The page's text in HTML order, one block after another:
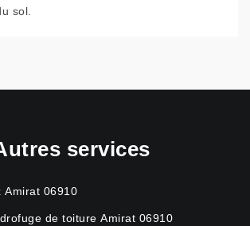
sol.
services
Amirat 06910
de toiture Amirat 06910